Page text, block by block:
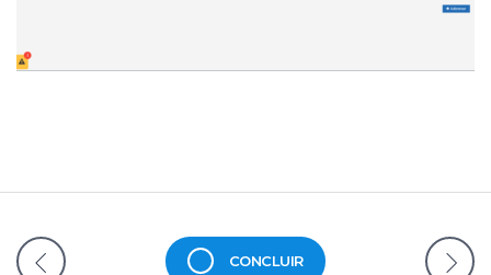
CONCLUIR